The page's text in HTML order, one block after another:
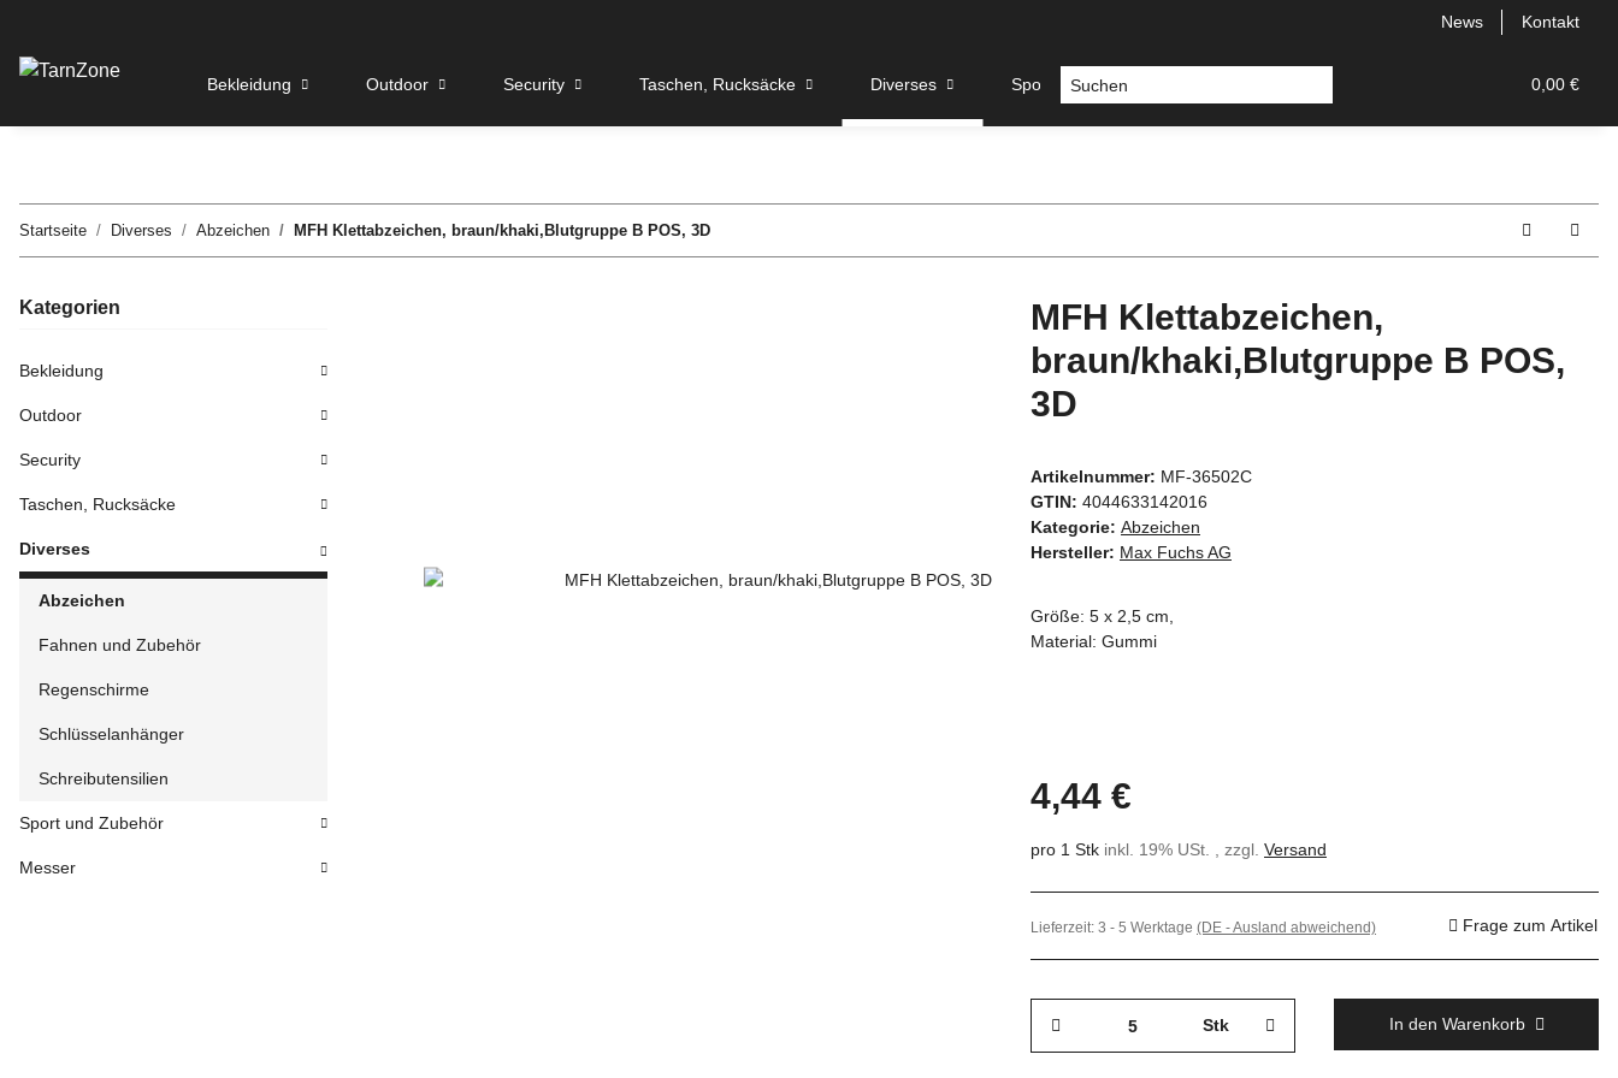
News Kontakt
0,00 €
Bekleidung Outdoor Security Taschen, Rucksäcke Diverses Sport und Zubehör
Startseite Diverses Abzeichen MFH Klettabzeichen, braun/khaki,Blutgruppe B POS, 3D
MFH Klettabzeichen,
braun/khaki,Blutgruppe B POS,
3D
Artikelnummer: MF-36502C
GTIN: 4044633142016
Kategorie: Abzeichen
Hersteller: Max Fuchs AG
Größe: 5 x 2,5 cm,
Material: Gummi
4,44 €
pro 1 Stk inkl. 19% USt. , zzgl. Versand
Lieferzeit: 3 - 5 Werktage (DE - Ausland abweichend) Frage zum Artikel
Stk In den Warenkorb
Kategorien
Bekleidung
Outdoor
Security
Taschen, Rucksäcke
Diverses
Abzeichen
Fahnen und Zubehör
Regenschirme
Schlüsselanhänger
Schreibutensilien
Sport und Zubehör
Messer